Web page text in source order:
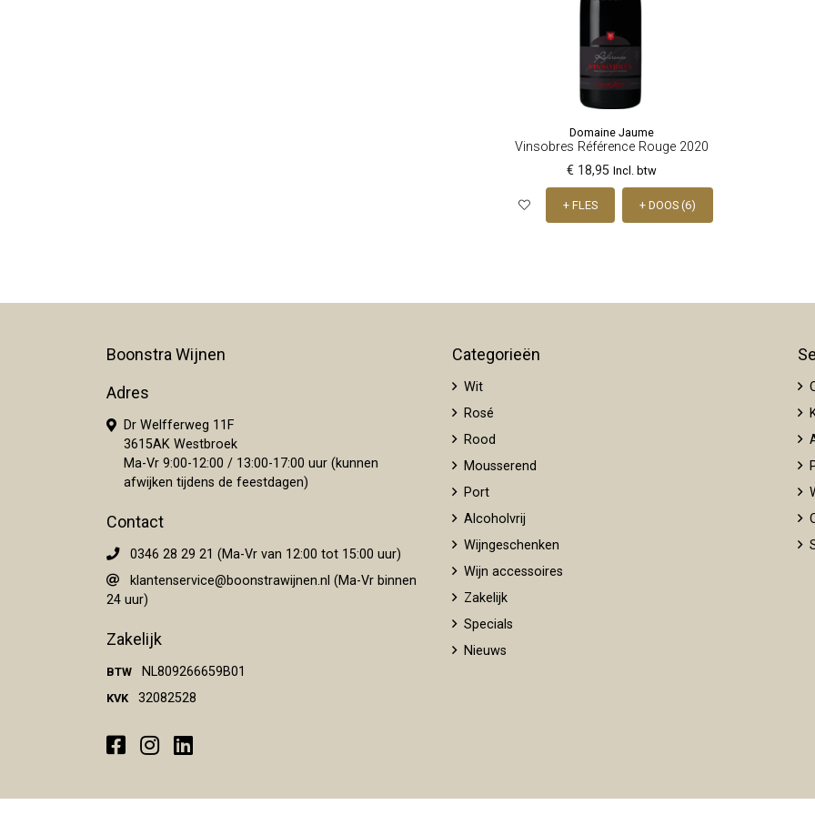
Domaine Jaume
Vinsobres Référence Rouge 2020
€ 18,95 Incl. btw
+ FLES + DOOS (6)
Boonstra Wijnen
Adres
Dr Welfferweg 11F
3615AK Westbroek
Ma-Vr 9:00-12:00 / 13:00-17:00 uur (kunnen
afwijken tijdens de feestdagen)
Contact
0346 28 29 21 (Ma-Vr van 12:00 tot 15:00 uur)
klantenservice@boonstrawijnen.nl (Ma-Vr binnen
24 uur)
Zakelijk
BTW NL809266659B01
KVK 32082528
Facebook
Instagram
LinkedIn
Categorieën
Wit
Rosé
Rood
Mousserend
Port
Alcoholvrij
Wijngeschenken
Wijn accessoires
Zakelijk
Specials
Nieuws